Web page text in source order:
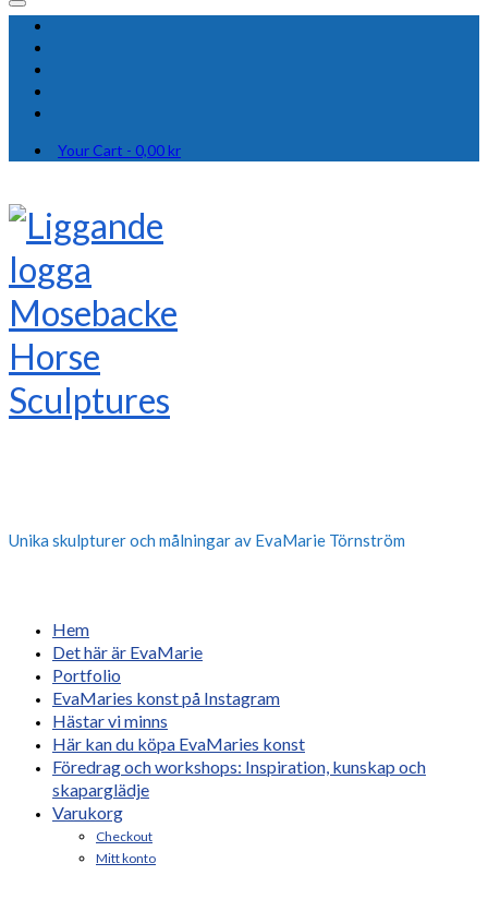
Your Cart - 0,00kr
Unika skulpturer och målningar av EvaMarie Törnström
Hem
Det här är EvaMarie
Portfolio
EvaMaries konst på Instagram
Hästar vi minns
Här kan du köpa EvaMaries konst
Föredrag och workshops: Inspiration, kunskap och
skaparglädje
Varukorg
Checkout
Mitt konto